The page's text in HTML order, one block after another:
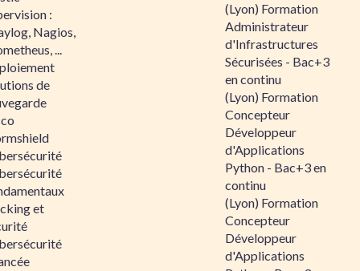
:
Nagios,
...
de
et
(Lyon) Formation
Administrateur
d'Infrastructures
Sécurisées - Bac+3
en continu
(Lyon) Formation
Concepteur
Développeur
d'Applications
Python - Bac+3 en
continu
(Lyon) Formation
Concepteur
Développeur
d'Applications